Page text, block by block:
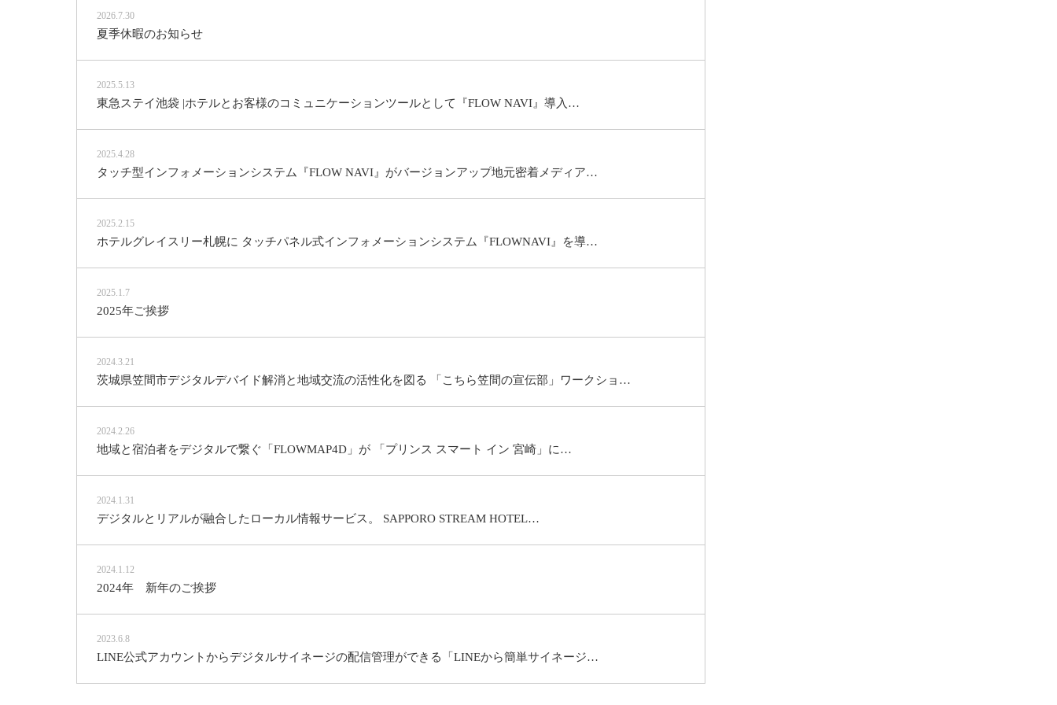
2026.7.30
夏季休暇のお知らせ
2025.5.13
東急ステイ池袋 |ホテルとお客様のコミュニケーションツールとして『FLOW NAVI』導入…
2025.4.28
タッチ型インフォメーションシステム『FLOW NAVI』がバージョンアップ地元密着メディア…
2025.2.15
ホテルグレイスリー札幌に タッチパネル式インフォメーションシステム『FLOWNAVI』を導…
2025.1.7
2025年ご挨拶
2024.3.21
茨城県笠間市デジタルデバイド解消と地域交流の活性化を図る 「こちら笠間の宣伝部」ワークショ…
2024.2.26
地域と宿泊者をデジタルで繋ぐ「FLOWMAP4D」が 「プリンス スマート イン 宮崎」に…
2024.1.31
デジタルとリアルが融合したローカル情報サービス。 SAPPORO STREAM HOTEL…
2024.1.12
2024年 新年のご挨拶
2023.6.8
LINE公式アカウントからデジタルサイネージの配信管理ができる「LINEから簡単サイネージ…